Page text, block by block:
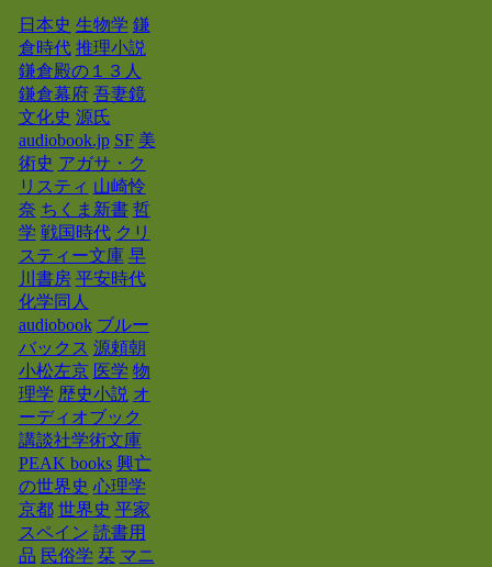
日本史 生物学 鎌
倉時代 推理小説
鎌倉殿の１３人
鎌倉幕府 吾妻鏡
文化史 源氏
audiobook.jp SF 美
術史 アガサ・ク
リスティ 山崎怜
奈 ちくま新書 哲
学 戦国時代 クリ
スティー文庫 早
川書房 平安時代
化学同人
audiobook ブルー
バックス 源頼朝
小松左京 医学 物
理学 歴史小説 オ
ーディオブック
講談社学術文庫
PEAK books 興亡
の世界史 心理学
京都 世界史 平家
スペイン 読書用
品 民俗学 栞 マニ